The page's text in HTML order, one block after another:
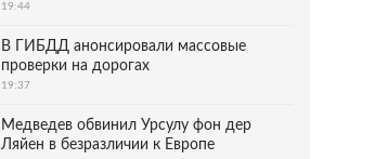
19:44
В ГИБДД анонсировали массовые
проверки на дорогах
19:37
Медведев обвинил Урсулу фон дер
Ляйен в безразличии к Европе